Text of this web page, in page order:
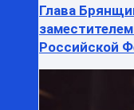
Глава
Российской